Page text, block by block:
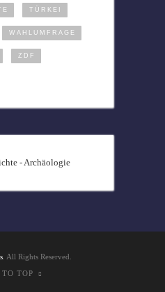
TÜRKEI
WAHLUMFRAGE
ZDF
- Archäologie
. All Rights Reserved.
TOP